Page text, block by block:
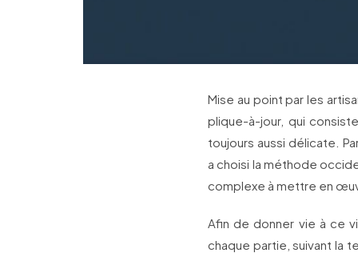
Mise au point par les
plique-à-jour, qui
toujours aussi délicate.
a choisi la méthode
complexe à mettre en
Afin de donner vie à ce
chaque partie, suivant la